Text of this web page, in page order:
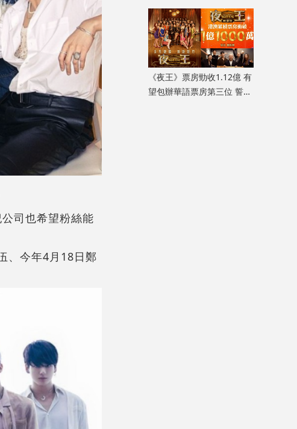
司也希望粉絲能
、今年4月18日鄭
《夜王》票房勁收1.12億 有
望包辦華語票房第三位 誓言